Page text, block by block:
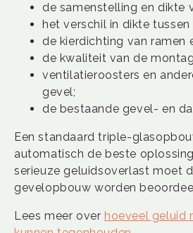
de samenstelling en dikte
het verschil in dikte
de kierdichting van ramen
de kwaliteit van de
ventilatieroosters en
gevel;
de bestaande gevel- en
Een standaard triple-
automatisch de beste
serieuze geluidsoverlast moet
gevelopbouw worden
Lees meer over hoeveel geluid